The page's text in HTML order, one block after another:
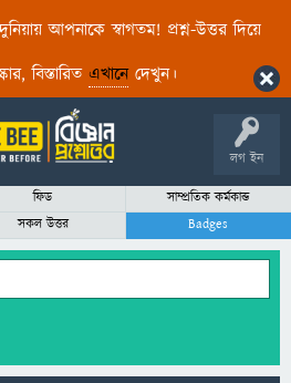
দুনিয়ায় আপনাকে স্বাগতম! প্রশ্ন-উত্তর দিয়ে
বিস্তারিত এখানেদেখুন।
লগ ইন
ফিড
সাম্প্রতিক কর্মকান্ড
সকল উত্তর Badges